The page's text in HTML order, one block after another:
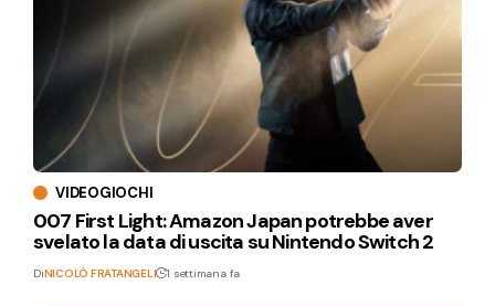
VIDEOGIOCHI
007 First Light: Amazon Japan potrebbe aver
svelato la data di uscita su Nintendo Switch 2
DiNICOLÒ FRATANGELI 1 settimana fa